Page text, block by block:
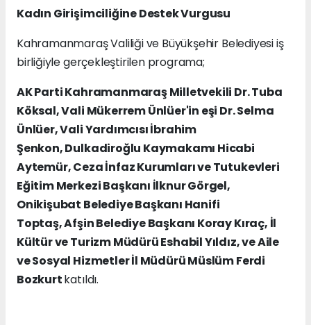
Kadın Girişimciliğine Destek Vurgusu
Kahramanmaraş Valiliği ve Büyükşehir Belediyesi iş
birliğiyle gerçekleştirilen programa;
AK Parti Kahramanmaraş Milletvekili Dr. Tuba
Köksal, Vali Mükerrem Ünlüer'in eşi Dr. Selma
Ünlüer, Vali Yardımcısı İbrahim
Şenkon, Dulkadiroğlu Kaymakamı Hicabi
Aytemür, Ceza İnfaz Kurumları ve Tutukevleri
Eğitim Merkezi Başkanı İlknur Görgel,
Onikişubat Belediye Başkanı Hanifi
Toptaş, Afşin Belediye Başkanı Koray Kıraç, İl
Kültür ve Turizm Müdürü Eshabil Yıldız, veAile
ve Sosyal Hizmetler İl Müdürü Müslüm Ferdi
Bozkurtkatıldı.